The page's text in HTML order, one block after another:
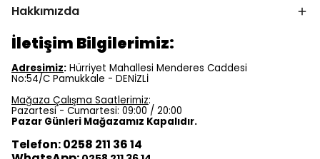
Hakkımızda
İletişim Bilgilerimiz:
Adresimiz: Hürriyet Mahallesi Menderes Caddesi
No:54/C Pamukkale - DENİZLİ
Mağaza Çalışma Saatlerimiz:
Pazartesi - Cumartesi: 09:00 / 20:00
Pazar Günleri Mağazamız Kapalıdır.
Telefon: 0258 211 36 14